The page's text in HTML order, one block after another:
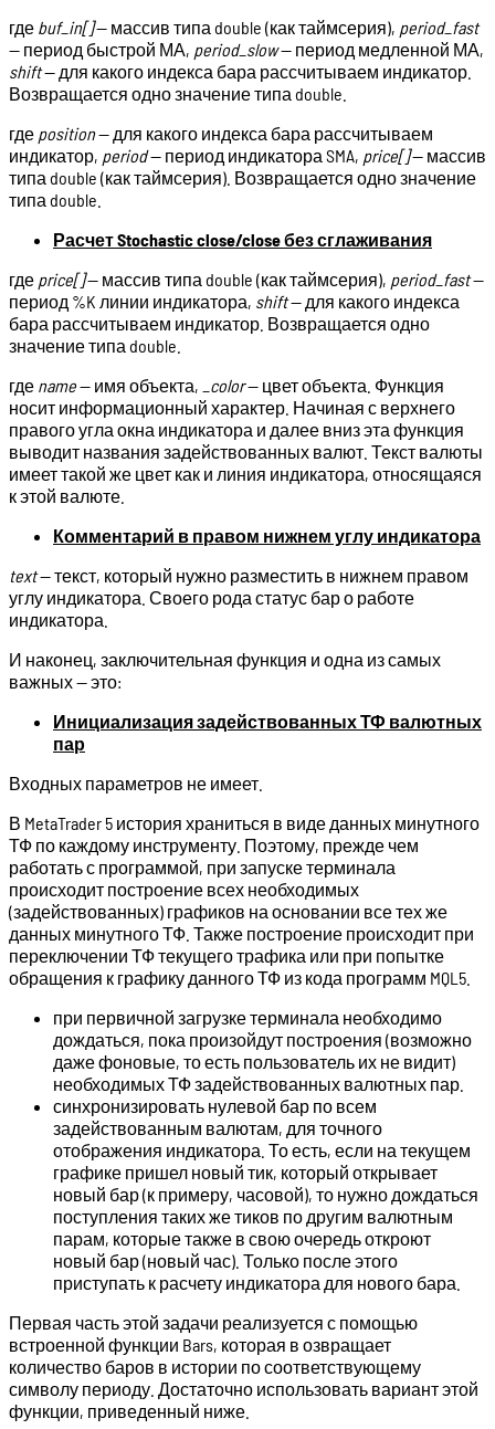
где buf_in[]— массив типа double (как таймсерия), period_fast
— период быстрой МА, period_slow— период медленной МА,
shift— для какого индекса бара рассчитываем индикатор.
Возвращается одно значение типа double.
где position— для какого индекса бара рассчитываем
индикатор, period— период индикатора SMA, price[]— массив
типа double (как таймсерия). Возвращается одно значение
типа double.
Расчет Stochastic close/close без сглаживания
где price[]— массив типа double (как таймсерия), period_fast—
период %K линии индикатора, shift— для какого индекса
бара рассчитываем индикатор. Возвращается одно
значение типа double.
где name— имя объекта, _color— цвет объекта. Функция
носит информационный характер. Начиная с верхнего
правого угла окна индикатора и далее вниз эта функция
выводит названия задействованных валют. Текст валюты
имеет такой же цвет как и линия индикатора, относящаяся
к этой валюте.
Комментарий в правом нижнем углу индикатора
text— текст, который нужно разместить в нижнем правом
углу индикатора. Своего рода статус бар о работе
индикатора.
И наконец, заключительная функция и одна из самых
важных — это:
Инициализация задействованных ТФ валютных
пар
Входных параметров не имеет.
В MetaTrader 5 история храниться в виде данных минутного
ТФ по каждому инструменту. Поэтому, прежде чем
работать с программой, при запуске терминала
происходит построение всех необходимых
(задействованных) графиков на основании все тех же
данных минутного ТФ. Также построение происходит при
переключении ТФ текущего трафика или при попытке
обращения к графику данного ТФ из кода программ MQL5.
при первичной загрузке терминала необходимо
дождаться, пока произойдут построения (возможно
даже фоновые, то есть пользователь их не видит)
необходимых ТФ задействованных валютных пар.
синхронизировать нулевой бар по всем
задействованным валютам, для точного
отображения индикатора. То есть, если на текущем
графике пришел новый тик, который открывает
новый бар (к примеру, часовой), то нужно дождаться
поступления таких же тиков по другим валютным
парам, которые также в свою очередь откроют
новый бар (новый час). Только после этого
приступать к расчету индикатора для нового бара.
Первая часть этой задачи реализуется с помощью
встроенной функции Bars, которая в озвращает
количество баров в истории по соответствующему
символу периоду. Достаточно использовать вариант этой
функции, приведенный ниже.